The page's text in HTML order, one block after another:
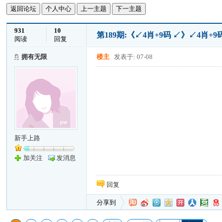
返回论坛 个人中心 上一主题 下一主题
931
阅读
10
回复
第189期:《↙4肖+9码 ↙》↙4肖+9
拥有无限
新手上路
加关注 发消息
楼主 发表于: 07-08
回复
分享到